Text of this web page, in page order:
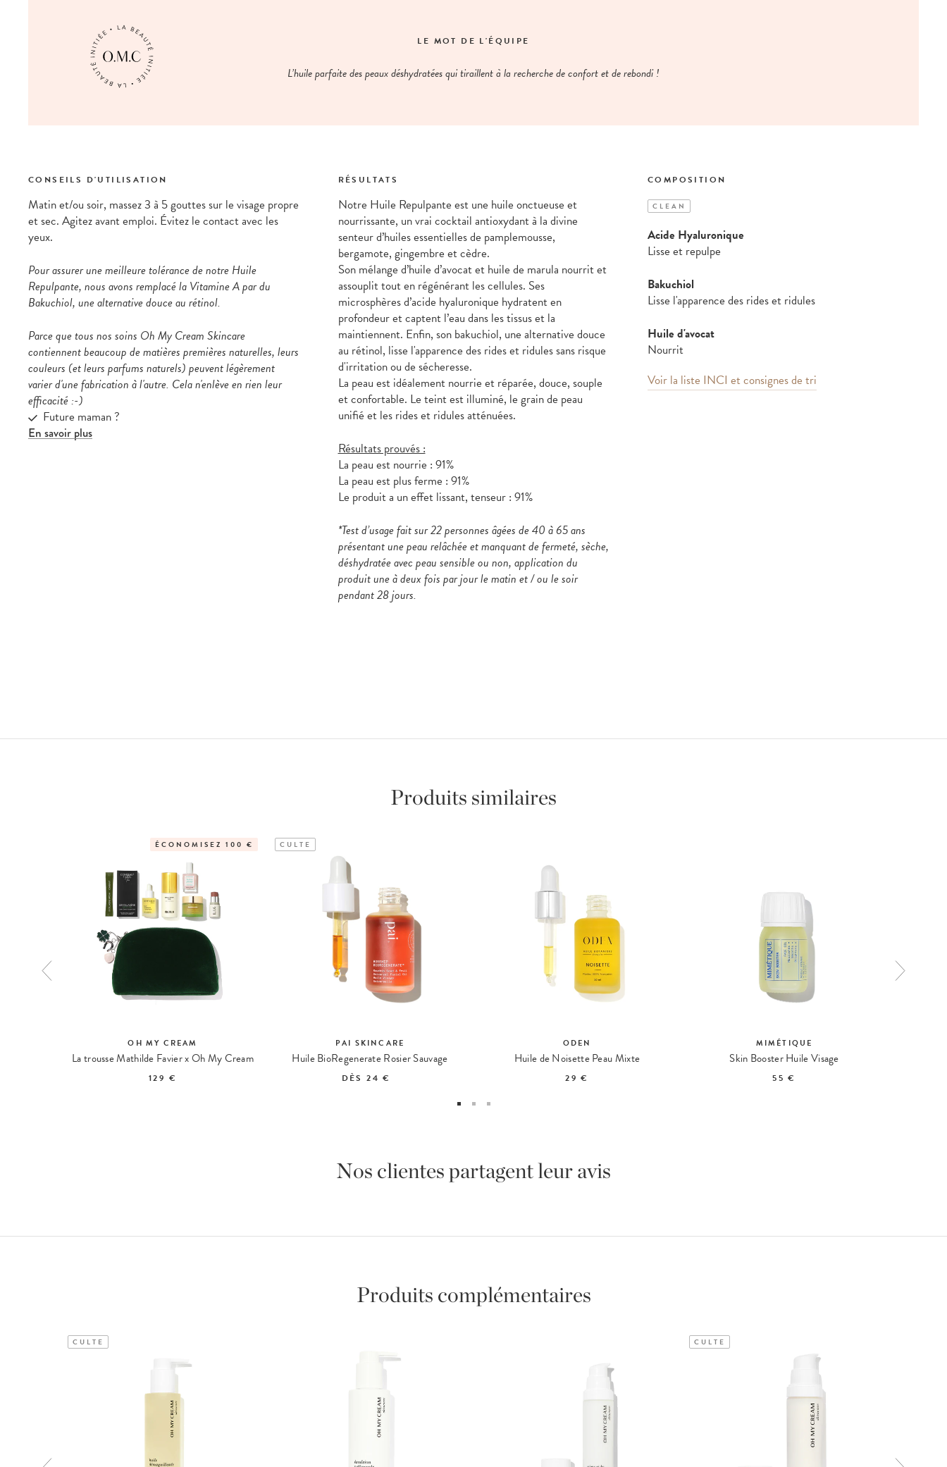
LE MOT DE L'ÉQUIPE
L’huile parfaite des peaux déshydratées qui tiraillent à la recherche de confort et de rebondi !
CONSEILS D'UTILISATION RÉSULTATS COMPOSITION
Matin et/ou soir, massez 3 à 5 gouttes sur le visage propre
et sec. Agitez avant emploi. Évitez le contact avec les
yeux.
Pour assurer une meilleure tolérance de notre Huile
Repulpante, nous avons remplacé la Vitamine A par du
Bakuchiol, une alternative douce au rétinol.
Parce que tous nos soins Oh My Cream Skincare
contiennent beaucoup de matières premières naturelles, leurs
couleurs (et leurs parfums naturels) peuvent légèrement
varier d'une fabrication à l'autre. Cela n'enlève en rien leur
efficacité :-)
Future maman ?
En savoir plus
Notre Huile Repulpante est une huile onctueuse et
nourrissante, un vrai cocktail antioxydant à la divine
senteur d’huiles essentielles de pamplemousse,
bergamote, gingembre et cèdre.
Son mélange d’huile d’avocat et huile de marula nourrit et
assouplit tout en régénérant les cellules. Ses
microsphères d’acide hyaluronique hydratent en
profondeur et captent l’eau dans les tissus et la
maintiennent. Enfin, son bakuchiol, une alternative douce
au rétinol, lisse l'apparence des rides et ridules sans risque
d'irritation ou de sécheresse.
La peau est idéalement nourrie et réparée, douce, souple
et confortable. Le teint est illuminé, le grain de peau
unifié et les rides et ridules atténuées.
Résultats prouvés :
La peau est nourrie : 91%
La peau est plus ferme : 91%
Le produit a un effet lissant, tenseur : 91%
*Test d’usage fait sur 22 personnes âgées de 40 à 65 ans
présentant une peau relâchée et manquant de fermeté, sèche,
déshydratée avec peau sensible ou non, application du
produit une à deux fois par jour le matin et / ou le soir
pendant 28 jours.
CLEAN
Acide Hyaluronique
Lisse et repulpe
Bakuchiol
Lisse l'apparence des rides et ridules
Huile d'avocat
Nourrit
Voir la liste INCI et consignes de tri
Produits similaires
ÉCONOMISEZ 100 €
OH MY CREAM
La trousse Mathilde Favier x Oh My Cream
129 €
CULTE
PAI SKINCARE
Huile BioRegenerate Rosier Sauvage
DÈS24 €
ODEN
Huile de Noisette Peau Mixte
29 €
MIMÉTIQUE
Skin Booster Huile Visage
55 €
Nos clientes partagent leur avis
Produits complémentaires
CULTE CULTE